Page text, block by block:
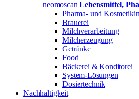
neomoscan Lebensmittel,
Pharma- und
Brauerei
Milchverarbeitung
Milcherzeugung
Getränke
Food
Bäckerei & Konditorei
System-Lösungen
Dosiertechnik
Nachhaltigkeit